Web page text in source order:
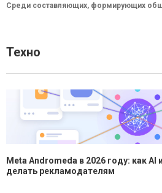
Среди составляющих, формирующих
Техно
Meta Andromeda в 2026 году: как AI
делать рекламодателям